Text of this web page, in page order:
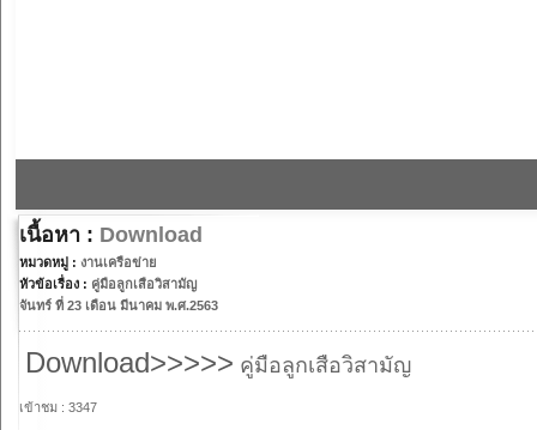
เนื้อหา : Download
หมวดหมู่ : งานเครือข่าย
หัวข้อเรื่อง : คู่มือลูกเสือวิสามัญ
จันทร์ ที่ 23 เดือน มีนาคม พ.ศ.2563
Download>>>>> คู่มือลูกเสือวิสามัญ
เข้าชม : 3347